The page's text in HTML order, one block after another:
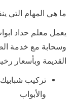
ما هي المهام التي
يعمل معلم حداد
وسحابة مع خدمة
القديمة وبأسعار
تركيب
والأبواب